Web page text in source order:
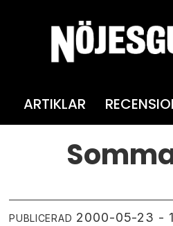
ARTIKLAR
PUBLICERAD 2000-05-23 -